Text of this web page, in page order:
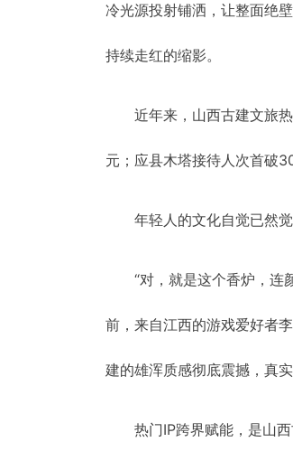
冷光源投射铺洒，让整面绝
持续走红的缩影。
近年来，山西古建文旅
元；应县木塔接待人次首破
年轻人的文化自觉已然
“对，就是这个香炉，连
前，来自江西的游戏爱好者
建的雄浑质感彻底震撼，真
热门IP跨界赋能，是山